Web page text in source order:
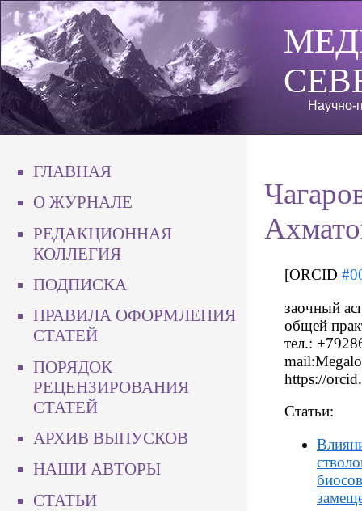
Научно-
ГЛАВНАЯ
О ЖУРНАЛЕ
РЕДАКЦИОННАЯ
КОЛЛЕГИЯ
ПОДПИСКА
ПРАВИЛА ОФОРМЛЕНИЯ
СТАТЕЙ
ПОРЯДОК
РЕЦЕНЗИРОВАНИЯ
СТАТЕЙ
АРХИВ ВЫПУСКОВ
НАШИ АВТОРЫ
СТАТЬИ
[ORCID
заочный
общей
тел.:
https://
Статьи: